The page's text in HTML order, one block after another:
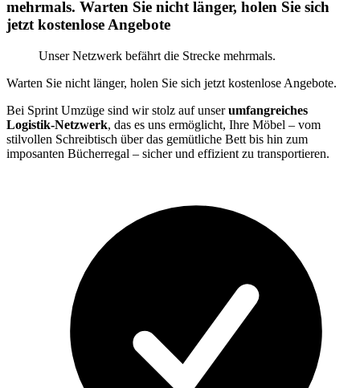
mehrmals. Warten Sie nicht länger, holen Sie sich
jetzt kostenlose Angebote
Unser Netzwerk befährt die Strecke mehrmals.
Warten Sie nicht länger, holen Sie sich jetzt kostenlose Angebote.
Bei Sprint Umzüge sind wir stolz auf unserumfangreiches
Logistik-Netzwerk, das es uns ermöglicht, Ihre Möbel – vom
stilvollen Schreibtisch über das gemütliche Bett bis hin zum
imposanten Bücherregal – sicher und effizient zu transportieren.